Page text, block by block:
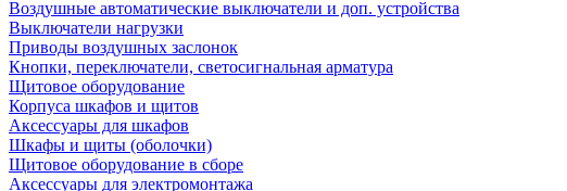
Воздушные автоматические выключатели и доп. устройства
Выключатели нагрузки
Приводы воздушных заслонок
Кнопки, переключатели, светосигнальная арматура
Щитовое оборудование
Корпуса шкафов и щитов
Аксессуары для шкафов
Шкафы и щиты (оболочки)
Щитовое оборудование в сборе
Аксессуары для электромонтажа